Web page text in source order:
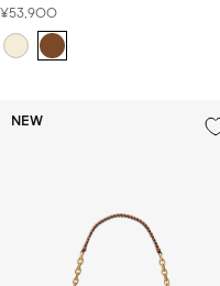
セ
ー
ル
¥53,900
NEW